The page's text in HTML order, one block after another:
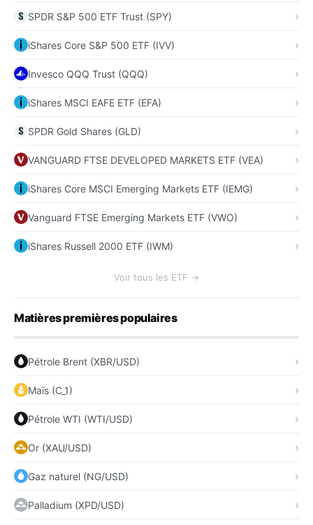
SPDR S&P 500 ETF Trust (SPY)
iShares Core S&P 500 ETF (IVV)
Invesco QQQ Trust (QQQ)
iShares MSCI EAFE ETF (EFA)
SPDR Gold Shares (GLD)
VANGUARD FTSE DEVELOPED MARKETS ETF (VEA)
iShares Core MSCI Emerging Markets ETF (IEMG)
Vanguard FTSE Emerging Markets ETF (VWO)
iShares Russell 2000 ETF (IWM)
Voir tous les ETF →
Matières premières populaires
Pétrole Brent (XBR/USD)
Maïs (C_1)
Pétrole WTI (WTI/USD)
Or (XAU/USD)
Gaz naturel (NG/USD)
Palladium (XPD/USD)